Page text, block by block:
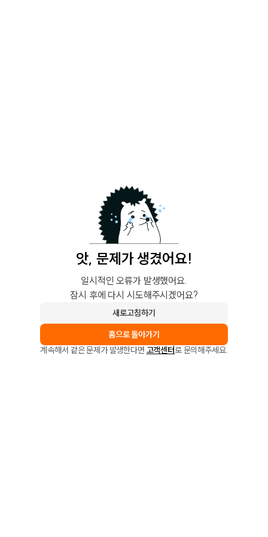
앗, 문제가 생겼어요!
일시적인 오류가 발생했어요.
잠시 후에 다시 시도해주시겠어요?
새로고침하기
홈으로 돌아가기
계속해서 같은 문제가 발생한다면 고객센터로 문의해주세요.